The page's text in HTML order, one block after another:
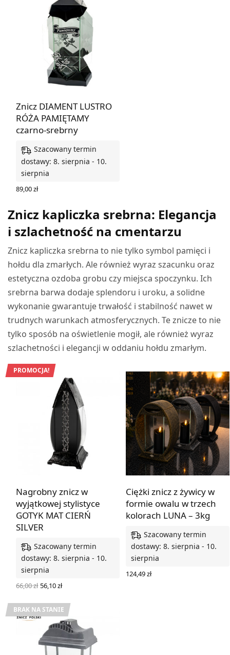
Znicz DIAMENT LUSTRO
RÓŻA PAMIĘTAMY
czarno-srebrny
Szacowany termin
dostawy: 8. sierpnia - 10.
sierpnia
89,00zł
Znicz kapliczka srebrna: Elegancja
i szlachetność na cmentarzu
Znicz kapliczka srebrna to nie tylko symbol pamięci i
hołdu dla zmarłych. Ale również wyraz szacunku oraz
estetyczna ozdoba grobu czy miejsca spoczynku. Ich
srebrna barwa dodaje splendoru i uroku, a solidne
wykonanie gwarantuje trwałość i stabilność nawet w
trudnych warunkach atmosferycznych. Te znicze to nie
tylko sposób na oświetlenie mogił, ale również wyraz
szlachetności i elegancji w oddaniu hołdu zmarłym.
PROMOCJA!
Nagrobny znicz w
wyjątkowej stylistyce
GOTYK MAT CIERŃ
SILVER
Szacowany termin
dostawy: 8. sierpnia - 10.
sierpnia
66,00zł Pierwotna
cena
wynosiła:
66,00 zł.
56,10złAktualna
wynosi:
56,10 zł.
Ciężki znicz z żywicy w
formie owalu w trzech
kolorach LUNA – 3kg
Szacowany termin
dostawy: 8. sierpnia - 10.
sierpnia
124,49zł
BRAK NA STANIE